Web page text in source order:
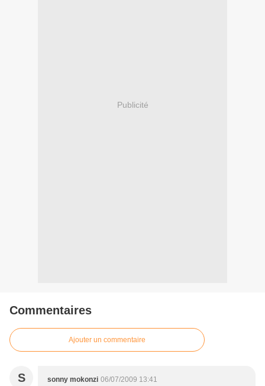
Publicité
Commentaires
Ajouter un commentaire
S sonny mokonzi 06/07/2009 13:41